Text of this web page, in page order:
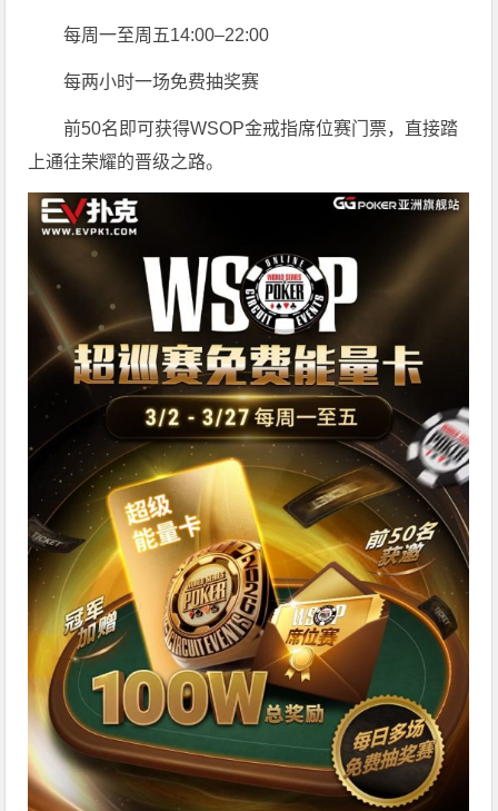
每周一至周五14:00–22:00
每两小时一场免费抽奖赛
前50名即可获得WSOP金戒指席位赛门票，直接踏
上通往荣耀的晋级之路。